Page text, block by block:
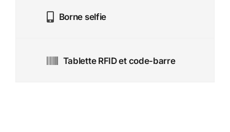
Borne selfie
Tablette RFID et code-barre